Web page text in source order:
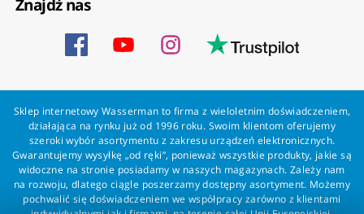
Sklep internetowy Wasserman to firma z wieloletnim doświadczeniem,
działająca na rynku już od 1996 roku. Swoim klientom oferujemy
szeroki wybór asortymentu z zakresu urządzeń elektronicznych.
Gwarantujemy wysyłkę „od ręki”, ponieważ wszystkie produkty, jakie są
widoczne na stronie posiadamy w naszych magazynach. Zależy nam
na rozwoju, dlatego ciągle poszerzamy dostępny asortyment. Możemy
pochwalić się doświadczeniem we współpracy zarówno z klientami